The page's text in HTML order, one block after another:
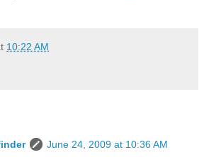
10:22 AM
June 24, 2009 at 10:36 AM